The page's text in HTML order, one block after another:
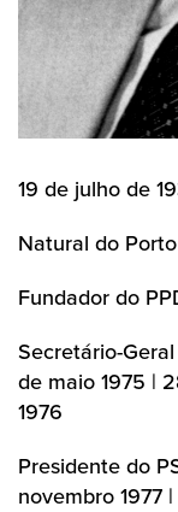
19 de julho de
Natural do Porto
Fundador do
Secretário-
de maio 1975 |
1976
Presidente do
novembro 1977